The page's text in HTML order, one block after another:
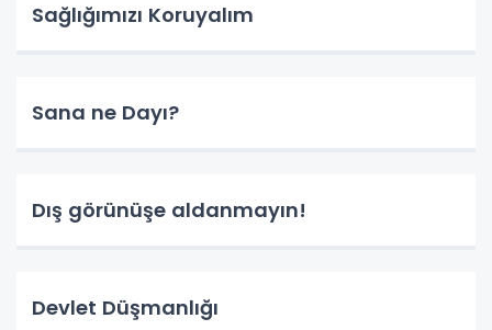
Sağlığımızı Koruyalım
Sana ne Dayı?
Dış görünüşe aldanmayın!
Devlet Düşmanlığı